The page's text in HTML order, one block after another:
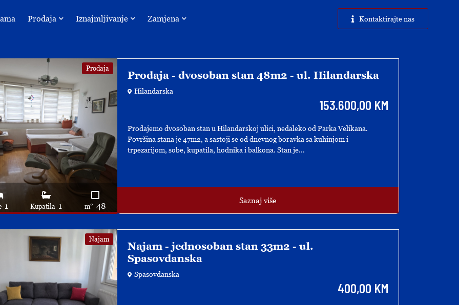
Prodaja Iznajmljivanje Zamjena Kontaktirajte nas
1 Kupatila 1 m2 48
Prodaja
Prodaja - dvosoban stan 48m2 - ul. Hilandarska
Hilandarska
153.600,00 KM
Prodajemo dvosoban stan u Hilandarskoj ulici, nedaleko od Parka Velikana.
Površina stana je 47m2, a sastoji se od dnevnog boravka sa kuhinjom i
trpezarijom, sobe, kupatila, hodnika i balkona. Stan je...
Saznaj više
Najam
Najam - jednosoban stan 33m2 - ul.
Spasovdanska
Spasovdanska
400,00 KM